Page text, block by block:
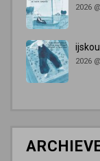
2026
2026